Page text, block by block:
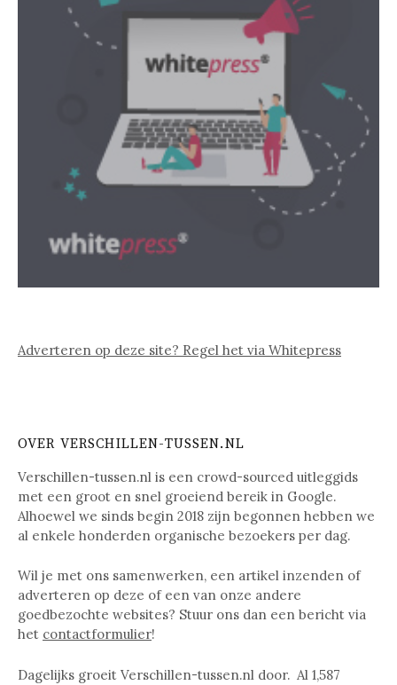
Adverteren op deze site? Regel het via Whitepress
OVER VERSCHILLEN-TUSSEN.NL
Verschillen-tussen.nl is een crowd-sourced uitleggids
met een groot en snel groeiend bereik in Google.
Alhoewel we sinds begin 2018 zijn begonnen hebben we
al enkele honderden organische bezoekers per dag.
Wil je met ons samenwerken, een artikel inzenden of
adverteren op deze of een van onze andere
goedbezochte websites? Stuur ons dan een bericht via
het contactformulier!
Dagelijks groeit Verschillen-tussen.nl door. Al 1,587